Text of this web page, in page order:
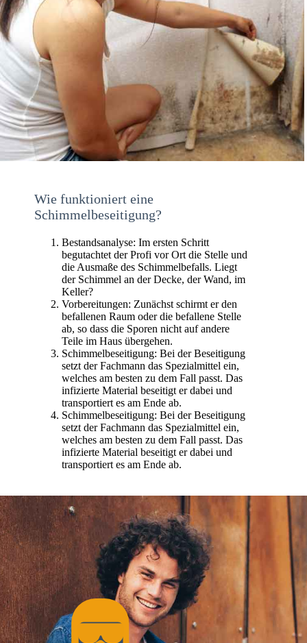
Wie funktioniert eine
Schimmelbeseitigung?
Bestandsanalyse: Im ersten Schritt
begutachtet der Profi vor Ort die Stelle und
die Ausmaße des Schimmelbefalls. Liegt
der Schimmel an der Decke, der Wand, im
Keller?
Vorbereitungen: Zunächst schirmt er den
befallenen Raum oder die befallene Stelle
ab, so dass die Sporen nicht auf andere
Teile im Haus übergehen.
Schimmelbeseitigung: Bei der Beseitigung
setzt der Fachmann das Spezialmittel ein,
welches am besten zu dem Fall passt. Das
infizierte Material beseitigt er dabei und
transportiert es am Ende ab.
Schimmelbeseitigung: Bei der Beseitigung
setzt der Fachmann das Spezialmittel ein,
welches am besten zu dem Fall passt. Das
infizierte Material beseitigt er dabei und
transportiert es am Ende ab.